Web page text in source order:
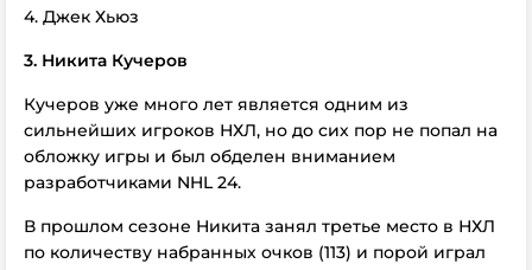
4. Джек Хьюз
3. Никита Кучеров
Кучеров уже много лет является одним из
сильнейших игроков НХЛ, но до сих пор не попал на
обложку игры и был обделен вниманием
разработчиками NHL 24.
В прошлом сезоне Никита занял третье место в НХЛ
по количеству набранных очков (113) и порой играл